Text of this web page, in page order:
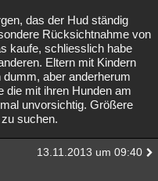
das der Hud ständig
Rücksichtnahme von
kaufe, schliesslich habe
Eltern mit Kindern
aber anderherum
die mit ihren Hunden am
unvorsichtig. Größere
suchen.
13.11.2013 um 09:40